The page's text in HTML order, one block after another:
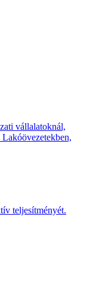
​​vállalatoknál,
teljesítményét.